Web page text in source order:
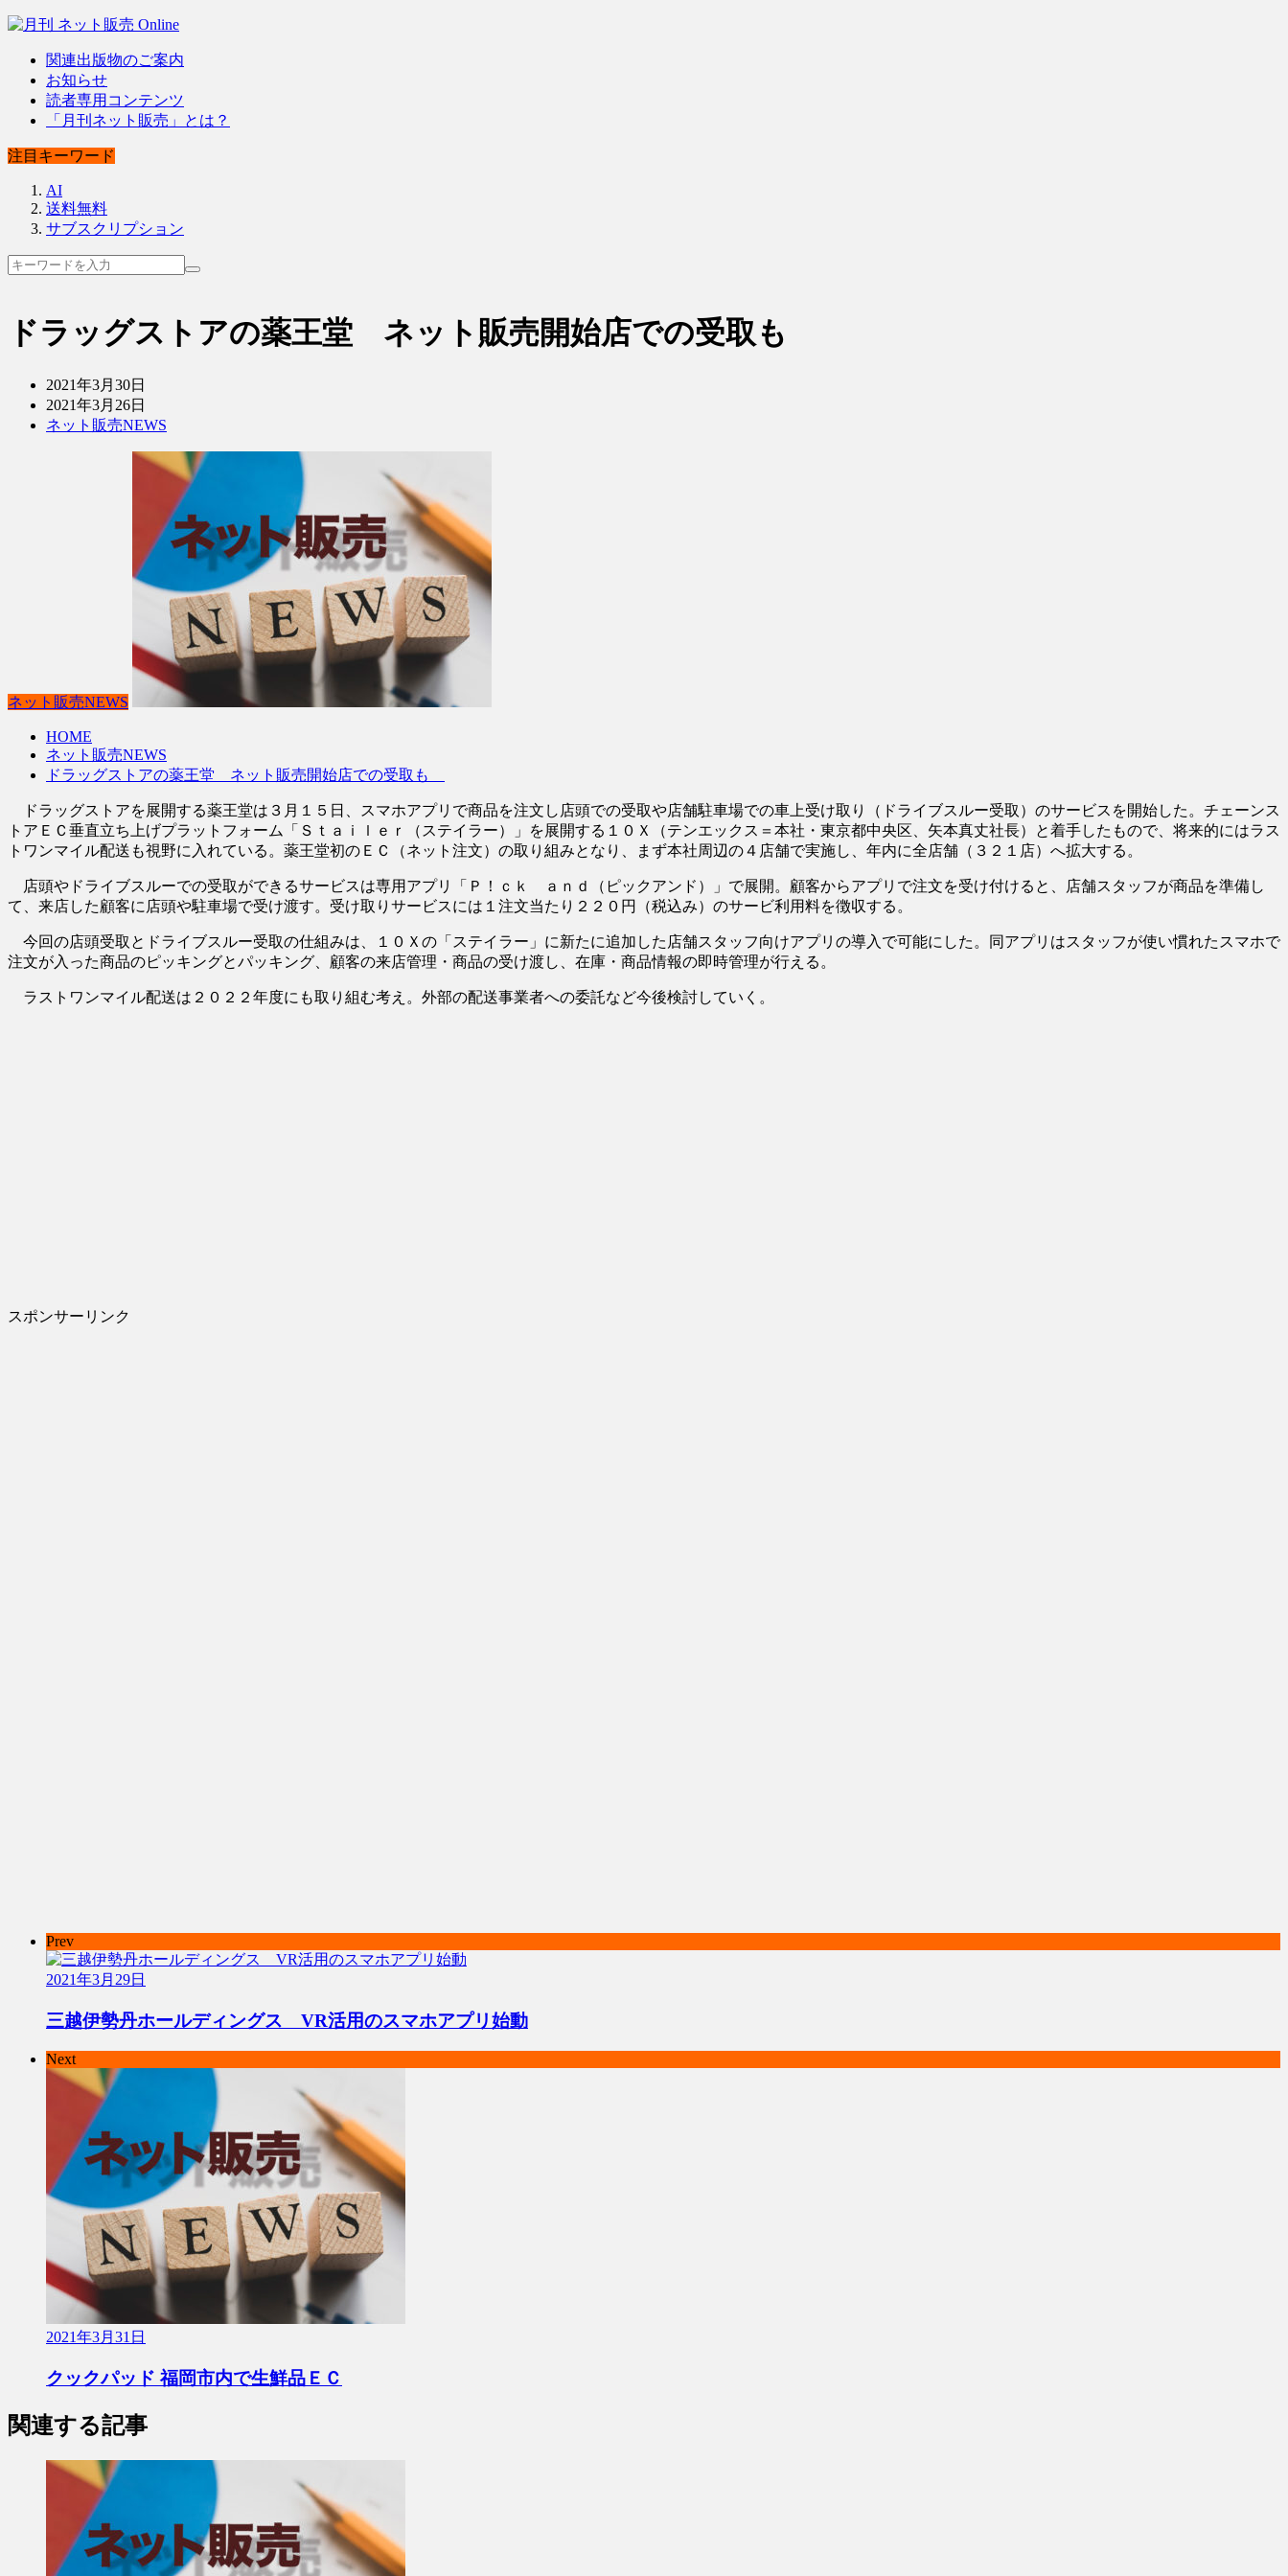
関連出版物のご案内
お知らせ
読者専用コンテンツ
「月刊ネット販売」とは？
注目キーワード
AI
送料無料
サブスクリプション
ドラッグストアの薬王堂 ネット販売開始店での受取も
2021年3月30日
2021年3月26日
ネット販売NEWS
ネット販売NEWS
HOME
ネット販売NEWS
ドラッグストアの薬王堂 ネット販売開始店での受取も
ドラッグストアを展開する薬王堂は３月１５日、スマホアプリで商品を注文し店頭での受取や店舗駐車場での車上受け取り（ドライブスルー受取）のサービスを開始した。チェーンス
トアＥＣ垂直立ち上げプラットフォーム「Ｓｔａｉｌｅｒ（ステイラー）」を展開する１０Ｘ（テンエックス＝本社・東京都中央区、矢本真丈社長）と着手したもので、将来的にはラス
トワンマイル配送も視野に入れている。薬王堂初のＥＣ（ネット注文）の取り組みとなり、まず本社周辺の４店舗で実施し、年内に全店舗（３２１店）へ拡大する。
店頭やドライブスルーでの受取ができるサービスは専用アプリ「Ｐ！ｃｋ ａｎｄ（ピックアンド）」で展開。顧客からアプリで注文を受け付けると、店舗スタッフが商品を準備し
て、来店した顧客に店頭や駐車場で受け渡す。受け取りサービスには１注文当たり２２０円（税込み）のサービ利用料を徴収する。
今回の店頭受取とドライブスルー受取の仕組みは、１０Ｘの「ステイラー」に新たに追加した店舗スタッフ向けアプリの導入で可能にした。同アプリはスタッフが使い慣れたスマホで
注文が入った商品のピッキングとパッキング、顧客の来店管理・商品の受け渡し、在庫・商品情報の即時管理が行える。
ラストワンマイル配送は２０２２年度にも取り組む考え。外部の配送事業者への委託など今後検討していく。
スポンサーリンク
Prev
2021年3月29日
三越伊勢丹ホールディングス VR活用のスマホアプリ始動
Next
2021年3月31日
クックパッド 福岡市内で生鮮品ＥＣ
関連する記事